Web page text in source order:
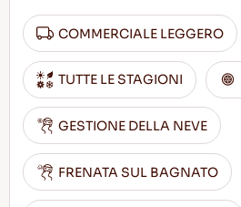
COMMERCIALE LEGGERO
TUTTE LE STAGIONI
GESTIONE DELLA NEVE
FRENATA SUL BAGNATO